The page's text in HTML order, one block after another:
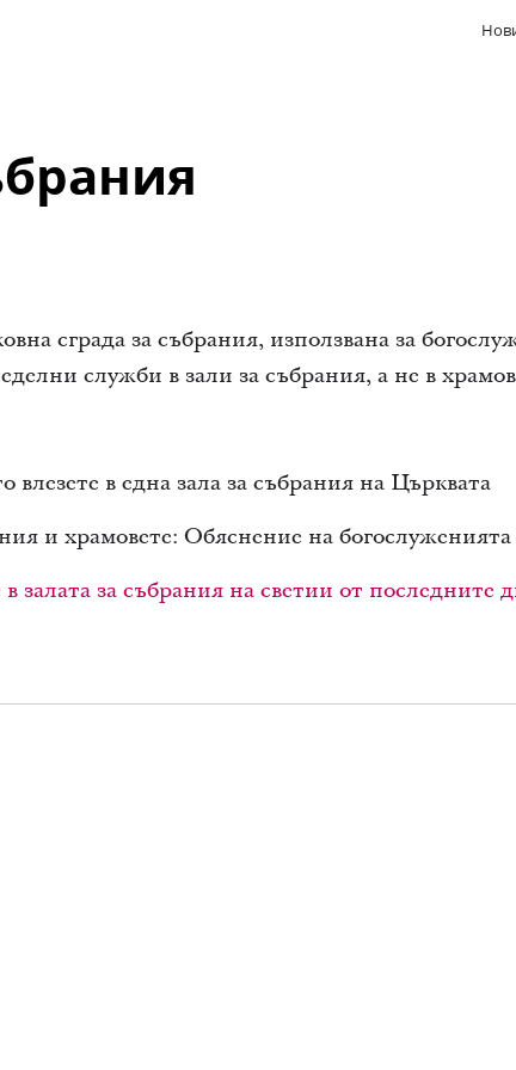
сграда за събрания, използвана за
служби в зали за събрания, а не в
влезете в една зала за събрания на Църквата
и храмовете: Обяснение на
залата за събрания на светии от последните